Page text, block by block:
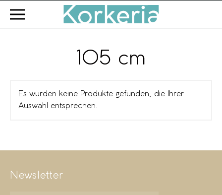
Zum Hauptinhalt springen
105 cm
Es wurden keine Produkte gefunden, die Ihrer
Auswahl entsprechen.
Newsletter